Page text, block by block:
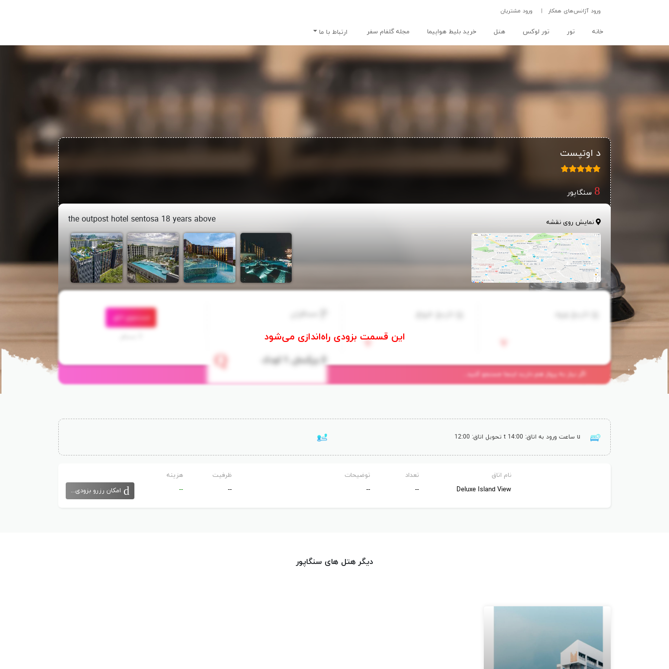
ورود آژانس‌های همکار | ورود مشتریان
خانه
(current) تور تور لوکس هتل خرید بلیط هواپیما مجله گلفام سفر ارتباط با ما
د اوتپست
سنگاپور
the outpost hotel sentosa 18 years above نمایش روی نقشه
جستجوی اتاق
اگر نیاز به پرواز هم دارید اینجا جستجو کنید...
ساعت ورود به اتاق: 14:00 تحویل اتاق: 12:00
نام اتاق
Deluxe Island View
تعداد
--
توضیحات
--
ظرفیت
--
هزینه
--
امکان رزرو بزودی...
دیگر هتل های سنگاپور